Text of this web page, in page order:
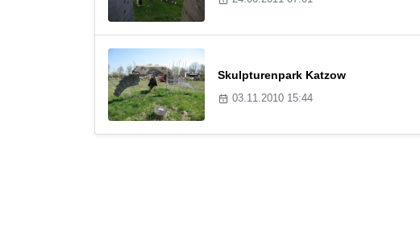
Skulpturenpark Katzow
03.11.2010 15:44